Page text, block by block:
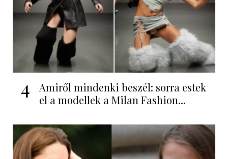
4
Amiről mindenki beszél: sorra estek
el a modellek a Milan Fashion...